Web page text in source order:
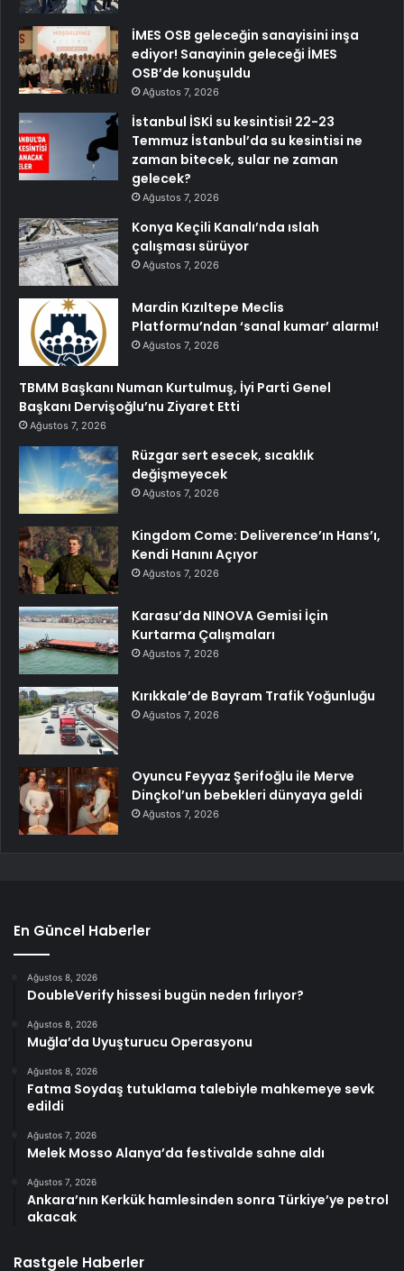
İMES OSB geleceğin sanayisini inşa
ediyor! Sanayinin geleceği İMES
OSB’de konuşuldu
Ağustos 7, 2026
İstanbul İSKİ su kesintisi! 22-23
Temmuz İstanbul’da su kesintisi ne
zaman bitecek, sular ne zaman
gelecek?
Ağustos 7, 2026
Konya Keçili Kanalı’nda ıslah
çalışması sürüyor
Ağustos 7, 2026
Mardin Kızıltepe Meclis
Platformu’ndan ‘sanal kumar’ alarmı!
Ağustos 7, 2026
TBMM Başkanı Numan Kurtulmuş, İyi Parti Genel
Başkanı Dervişoğlu’nu Ziyaret Etti
Ağustos 7, 2026
Rüzgar sert esecek, sıcaklık
değişmeyecek
Ağustos 7, 2026
Kingdom Come: Deliverence’ın Hans’ı,
Kendi Hanını Açıyor
Ağustos 7, 2026
Karasu’da NINOVA Gemisi İçin
Kurtarma Çalışmaları
Ağustos 7, 2026
Kırıkkale’de Bayram Trafik Yoğunluğu
Ağustos 7, 2026
Oyuncu Feyyaz Şerifoğlu ile Merve
Dinçkol’un bebekleri dünyaya geldi
Ağustos 7, 2026
En Güncel Haberler
Ağustos 8, 2026
DoubleVerify hissesi bugün neden fırlıyor?
Ağustos 8, 2026
Muğla’da Uyuşturucu Operasyonu
Ağustos 8, 2026
Fatma Soydaş tutuklama talebiyle mahkemeye sevk
edildi
Ağustos 7, 2026
Melek Mosso Alanya’da festivalde sahne aldı
Ağustos 7, 2026
Ankara’nın Kerkük hamlesinden sonra Türkiye’ye petrol
akacak
Rastgele Haberler